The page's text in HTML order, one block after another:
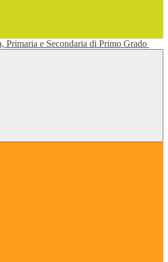
Primaria e Secondaria di Primo Grado